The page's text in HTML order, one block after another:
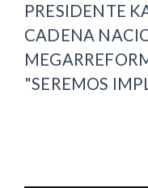
PRESIDENTE
CADENA
"SEREMOS